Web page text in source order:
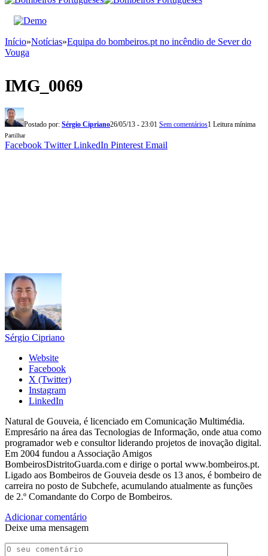
Início»Notícias»Equipa do bombeiros.pt no incêndio de Sever do
Vouga
IMG_0069
Postado por: Sérgio Cipriano26/05/13 - 23:01 Sem comentários1 Leitura mínima
Partilhar
Facebook Twitter LinkedIn Pinterest Email
Sérgio Cipriano
Website
Facebook
X (Twitter)
Instagram
LinkedIn
Natural de Gouveia, é licenciado em Comunicação Multimédia.
Empresário na área das Tecnologias de Informação, onde atua como
programador web e consultor liderando projetos de inovação digital.
Em 2004 fundou a Associação Amigos
BombeirosDistritoGuarda.com e dirige o portal www.bombeiros.pt.
Ligado aos Bombeiros de Gouveia desde os 13 anos, é bombeiro de
carreira no posto de Subchefe, acumulando atualmente as funções
de 2.º Comandante do Corpo de Bombeiros.
Adicionar comentário
Deixe uma mensagem